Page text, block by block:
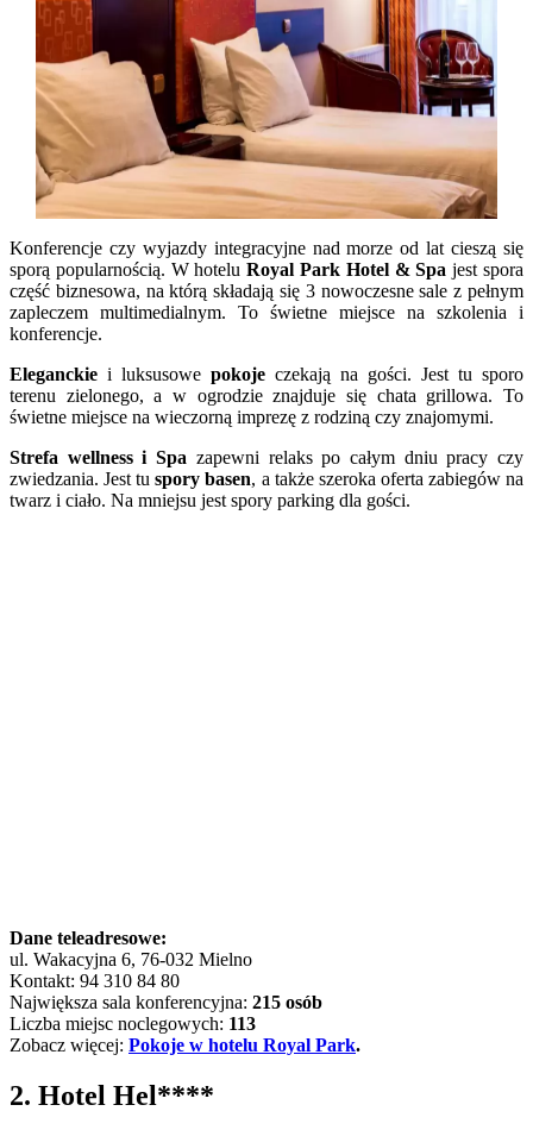
Konferencje czy wyjazdy integracyjne nad morze od lat cieszą się
sporą popularnością. W hoteluRoyal Park Hotel & Spa jest spora
część biznesowa, na którą składają się 3 nowoczesne sale z pełnym
zapleczem multimedialnym. To świetne miejsce na szkolenia i
konferencje.
Eleganckie i luksusowe pokoje czekają na gości. Jest tu sporo
terenu zielonego, a w ogrodzie znajduje się chata grillowa. To
świetne miejsce na wieczorną imprezę z rodziną czy znajomymi.
Strefa wellness i Spa zapewni relaks po całym dniu pracy czy
zwiedzania. Jest tuspory basen, a także szeroka oferta zabiegów na
twarz i ciało. Na mniejsu jest spory parking dla gości.
Dane teleadresowe:
ul. Wakacyjna 6, 76-032 Mielno
Kontakt: 94 310 84 80
Największa sala konferencyjna: 215 osób
Liczba miejsc noclegowych: 113
Zobacz więcej: Pokoje w hotelu Royal Park.
2. Hotel Hel****